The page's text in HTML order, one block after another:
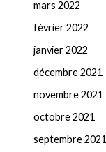
mars 2022
février 2022
janvier 2022
décembre 2021
novembre 2021
octobre 2021
septembre 2021